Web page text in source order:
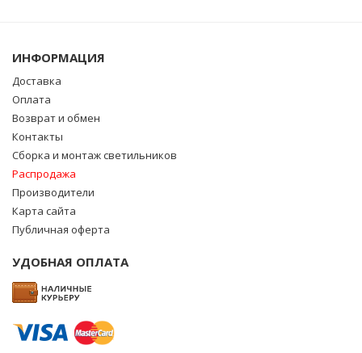
ИНФОРМАЦИЯ
Доставка
Оплата
Возврат и обмен
Контакты
Сборка и монтаж светильников
Распродажа
Производители
Карта сайта
Публичная оферта
УДОБНАЯ ОПЛАТА